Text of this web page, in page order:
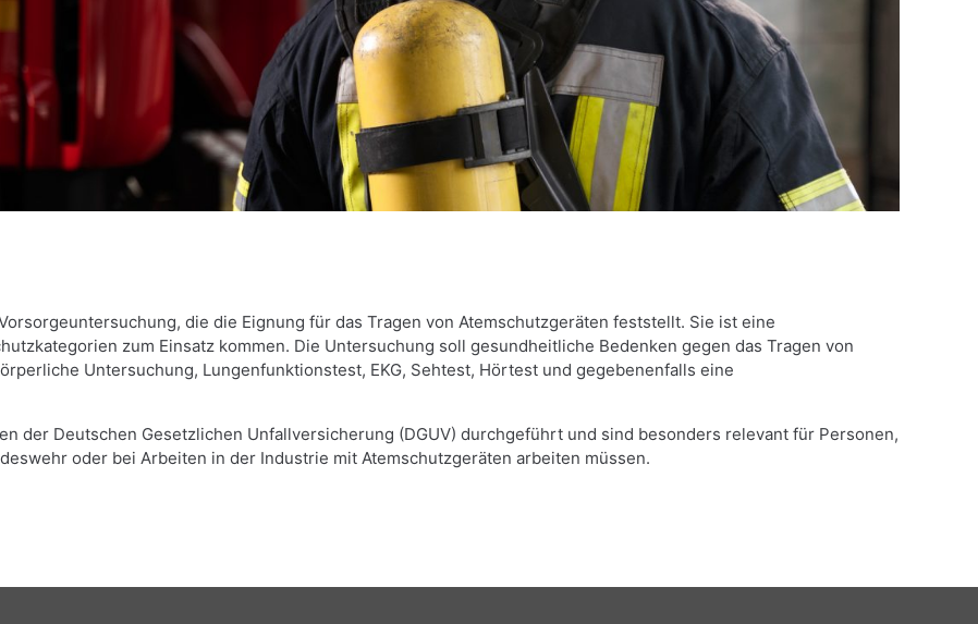
die die Eignung für das Tragen von Atemschutzgeräten feststellt. Sie ist eine
zum Einsatz kommen. Die Untersuchung soll gesundheitliche Bedenken gegen das Tragen von
Untersuchung, Lungenfunktionstest, EKG, Sehtest, Hörtest und gegebenenfalls eine
der Deutschen Gesetzlichen Unfallversicherung (DGUV) durchgeführt und sind besonders relevant für Personen,
oder bei Arbeiten in der Industrie mit Atemschutzgeräten arbeiten müssen.